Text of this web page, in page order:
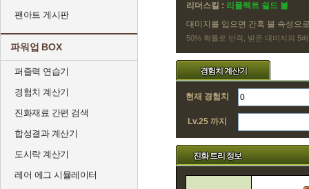
팬아트 게시판
파워업 BOX
퍼즐력 연습기
경험치 계산기
진화재료 간편 검색
합성결과 계산기
도시락 계산기
레어 에그 시뮬레이터
리더스킬 : 리플렉트 쉴드 불
대미지를 입으면 간혹 불 속성으
50% 확률로 반격, 받은 대미지의 5배
경험치 계산기
현재 경험치
Lv.25 까지
진화 트리 정보